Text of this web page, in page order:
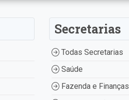
Secretarias
Todas Secretarias
Saúde
Fazenda e Finanças